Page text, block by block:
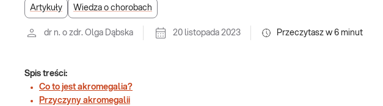
Artykuły Wiedza o chorobach
dr n. o zdr. Olga Dąbska 20 listopada 2023 Przeczytasz w 6 minut
Spis treści:
Co to jest akromegalia?
Przyczyny akromegalii